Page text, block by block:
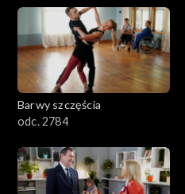
Barwy szczęścia
odc. 2784